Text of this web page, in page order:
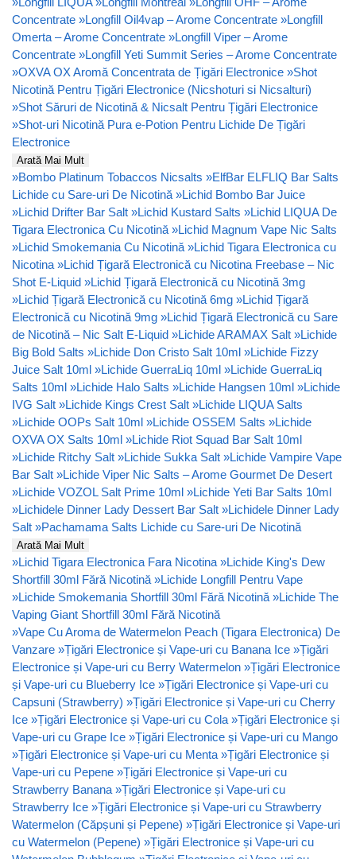
Concentrate »Longfill Oil4vap – Arome Concentrate »Longfill
Omerta – Arome Concentrate »Longfill Viper – Arome
Concentrate »Longfill Yeti Summit Series – Arome Concentrate
»OXVA OX Aromă Concentrata de Țigări Electronice »Shot
Nicotină Pentru Țigări Electronice (Nicshoturi si Nicsalturi)
»Shot Săruri de Nicotină & Nicsalt Pentru Țigări Electronice
»Shot-uri Nicotină Pura e-Potion Pentru Lichide De Țigări
Electronice
Arată Mai Mult
»Bombo Platinum Tobaccos Nicsalts »ElfBar ELFLIQ Bar Salts
Lichide cu Sare-uri De Nicotină »Lichid Bombo Bar Juice
»Lichid Drifter Bar Salt »Lichid Kustard Salts »Lichid LIQUA De
Tigara Electronica Cu Nicotină »Lichid Magnum Vape Nic Salts
»Lichid Smokemania Cu Nicotină »Lichid Tigara Electronica cu
Nicotina »Lichid Țigară Electronică cu Nicotina Freebase – Nic
Shot E-Liquid »Lichid Țigară Electronică cu Nicotină 3mg
»Lichid Țigară Electronică cu Nicotină 6mg »Lichid Țigară
Electronică cu Nicotină 9mg »Lichid Țigară Electronică cu Sare
de Nicotină – Nic Salt E-Liquid »Lichide ARAMAX Salt »Lichide
Big Bold Salts »Lichide Don Cristo Salt 10ml »Lichide Fizzy
Juice Salt 10ml »Lichide GuerraLiq 10ml »Lichide GuerraLiq
Salts 10ml »Lichide Halo Salts »Lichide Hangsen 10ml »Lichide
IVG Salt »Lichide Kings Crest Salt »Lichide LIQUA Salts
»Lichide OOPs Salt 10ml »Lichide OSSEM Salts »Lichide
OXVA OX Salts 10ml »Lichide Riot Squad Bar Salt 10ml
»Lichide Ritchy Salt »Lichide Sukka Salt »Lichide Vampire Vape
Bar Salt »Lichide Viper Nic Salts – Arome Gourmet De Desert
»Lichide VOZOL Salt Prime 10ml »Lichide Yeti Bar Salts 10ml
»Lichidele Dinner Lady Dessert Bar Salt »Lichidele Dinner Lady
Salt »Pachamama Salts Lichide cu Sare-uri De Nicotină
Arată Mai Mult
»Lichid Tigara Electronica Fara Nicotina »Lichide King's Dew
Shortfill 30ml Fără Nicotină »Lichide Longfill Pentru Vape
»Lichide Smokemania Shortfill 30ml Fără Nicotină »Lichide The
Vaping Giant Shortfill 30ml Fără Nicotină
»Vape Cu Aroma de Watermelon Peach (Tigara Electronica) De
Vanzare »Țigări Electronice și Vape-uri cu Banana Ice »Țigări
Electronice și Vape-uri cu Berry Watermelon »Țigări Electronice
și Vape-uri cu Blueberry Ice »Țigări Electronice și Vape-uri cu
Capsuni (Strawberry) »Țigări Electronice și Vape-uri cu Cherry
Ice »Țigări Electronice și Vape-uri cu Cola »Țigări Electronice și
Vape-uri cu Grape Ice »Țigări Electronice și Vape-uri cu Mango
»Țigări Electronice și Vape-uri cu Menta »Țigări Electronice și
Vape-uri cu Pepene »Țigări Electronice și Vape-uri cu
Strawberry Banana »Țigări Electronice și Vape-uri cu
Strawberry Ice »Țigări Electronice și Vape-uri cu Strawberry
Watermelon (Căpșuni și Pepene) »Țigări Electronice și Vape-uri
cu Watermelon (Pepene) »Țigări Electronice și Vape-uri cu